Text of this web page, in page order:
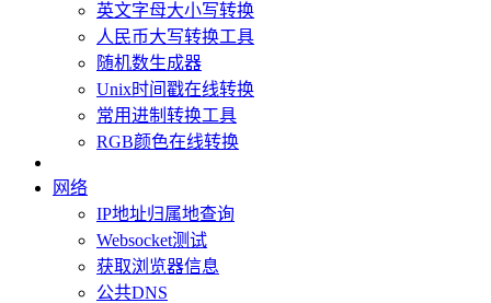
英文字母大小写转换
人民币大写转换工具
随机数生成器
Unix时间戳在线转换
常用进制转换工具
RGB颜色在线转换
网络
IP地址归属地查询
Websocket测试
获取浏览器信息
公共DNS